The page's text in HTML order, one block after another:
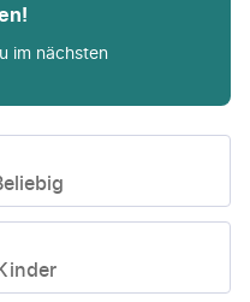
im nächsten